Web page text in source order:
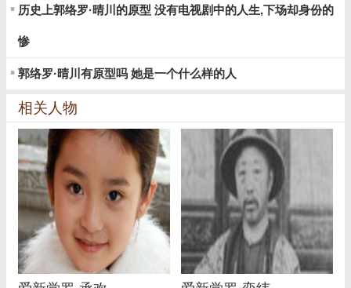
历史上郭络罗·晴川的原型 没有电视剧中的人生,下场却身份的
惨
郭络罗·晴川有原型吗 她是一个什么样的人
相关人物